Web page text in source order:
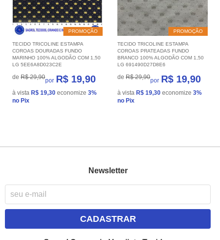
PROMOÇÃO
TECIDO TRICOLINE ESTAMPA
COROAS DOURADAS FUNDO
MARINHO 100% ALGODÃO COM 1,50
LG 5EE6A8D023C2E
de R$ 29,90por R$ 19,90
à vista R$ 19,30 economize 3%
no Pix
PROMOÇÃO
TECIDO TRICOLINE ESTAMPA
COROAS PRATEADAS FUNDO
BRANCO 100% ALGODÃO COM 1,50
LG 691490D27D8E6
de R$ 29,90por R$ 19,90
à vista R$ 19,30 economize 3%
no Pix
Newsletter
CADASTRAR